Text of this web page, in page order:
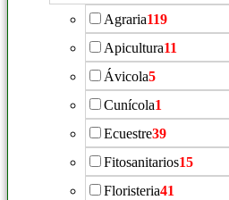
Agraria119
Apicultura11
Ávicola5
Cunícola1
Ecuestre39
Fitosanitarios15
Floristeria41